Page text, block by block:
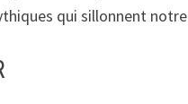
qui sillonnent